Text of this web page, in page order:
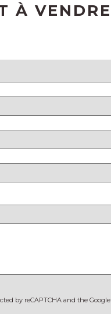
À VENDRE
by reCAPTCHA and the Google